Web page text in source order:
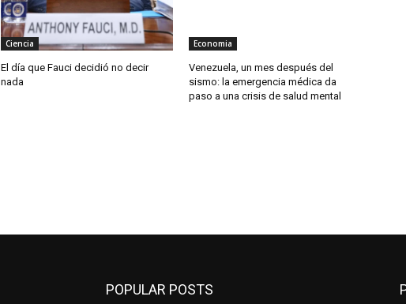
Ciencia
El día que Fauci decidió no decir
nada
Economia
Venezuela, un mes después del
sismo: la emergencia médica da
paso a una crisis de salud mental
POPULAR POSTS